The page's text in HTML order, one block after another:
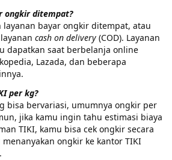
ongkir ditempat?
layanan bayar ongkir ditempat, atau
cash on delivery (COD). Layanan
dapatkan saat berbelanja online
Lazada, dan beberapa
per kg?
bisa bervariasi, umumnya ongkir per
jika kamu ingin tahu estimasi biaya
TIKI, kamu bisa cek ongkir secara
ongkir ke kantor TIKI